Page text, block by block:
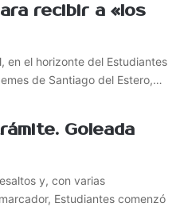
recibir a «los
en el horizonte del Estudiantes
de Santiago del Estero,…
Goleada
y, con varias
Estudiantes comenzó